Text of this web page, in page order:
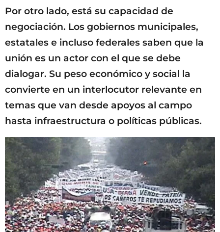
Por otro lado, está su capacidad de
negociación. Los gobiernos municipales,
estatales e incluso federales saben que la
unión es un actor con el que se debe
dialogar. Su peso económico y social la
convierte en un interlocutor relevante en
temas que van desde apoyos al campo
hasta infraestructura o políticas públicas.